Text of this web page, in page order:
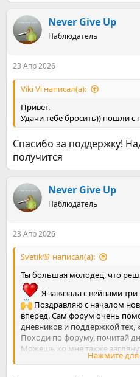
несколько секунд.
Делитесь, сколько вы не
гадостью?
Всем добра
к
ц
и
Never Give Up
Наблюдатель
23 Апр 2026
Viki Vi написал(а):
Привет.
Удачи тебе бросить)) пошли с
Спасибо за поддержку!
получится
Never Give Up
Наблюдатель
23 Апр 2026
Svetik🌸 написал(а):
Ты большая молодец, что
Я завязала с вейпами
Поздравляю с началом
вперед. Сам форум очень
дневников и поддержкой тех,
Походи по форуму, почитай
Можешь ко мне также
себя почерпнешь
Нажмите для